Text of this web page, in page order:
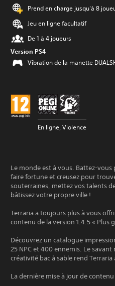
Prend en charge jusqu'à 8
Jeu en ligne facultatif
De 1 à 4 joueurs
Version PS4
Vibration de la manette
En ligne, Violence
Le monde est à vous. Battez-
faire fortune et creusez pour
souterraines, mettez vos talents
bâtissez votre propre ville !
Terraria a toujours plus à vous
contenu de la version 1.4.5 « Plus
Découvrez un catalogue
25 NPC et 400 ennemis. Le
créativité bac à sable rend
La dernière mise à jour de